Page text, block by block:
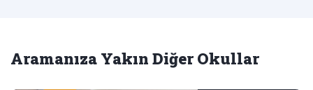
Aramanıza Yakın Diğer Okullar